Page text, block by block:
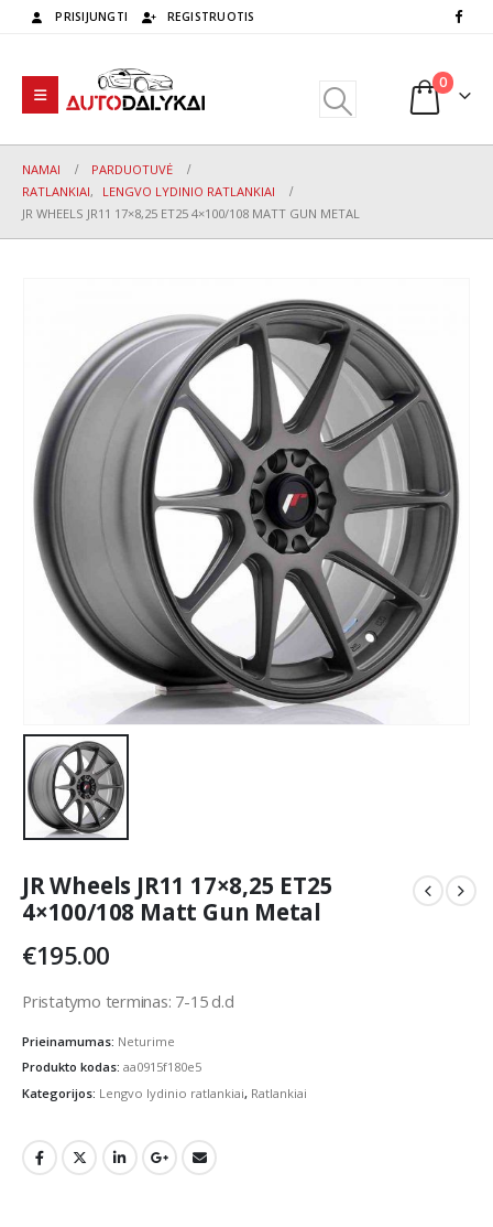
PRISIJUNGTI REGISTRUOTIS
0
NAMAI
PARDUOTUVĖ
RATLANKIAI,
LENGVO LYDINIO RATLANKIAI
JR WHEELS JR11 17×8,25 ET25 4×100/108 MATT GUN METAL
JR Wheels JR11 17×8,25 ET25
4×100/108 Matt Gun Metal
€195.00
Pristatymo terminas: 7-15 d.d
Prieinamumas: Neturime
Produkto kodas: aa0915f180e5
Kategorijos: Lengvo lydinio ratlankiai, Ratlankiai